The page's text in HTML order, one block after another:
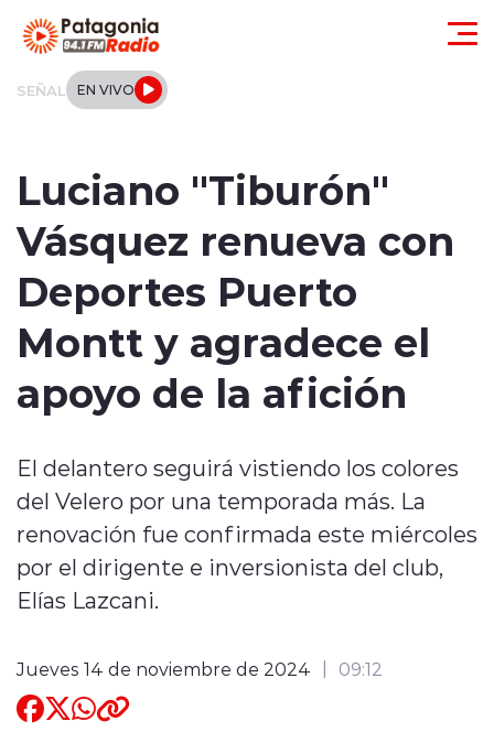
SEÑAL EN VIVO
Local
Tendencias
Internacional
Entrevistas
Quienes Somos
Luciano "Tiburón"
Vásquez renueva con
Deportes Puerto
Montt y agradece el
apoyo de la afición
El delantero seguirá vistiendo los colores
del Velero por una temporada más. La
renovación fue confirmada este miércoles
por el dirigente e inversionista del club,
Elías Lazcani.
Jueves 14 de noviembre de 2024 09:12